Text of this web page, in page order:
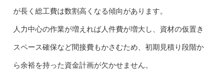
が長く総工費は数割高くなる傾向があります。
人力中心の作業が増えれば人件費が増大し、資材の仮置き
スペース確保など間接費もかさむため、初期見積り段階か
ら余裕を持った資金計画が欠かせません。